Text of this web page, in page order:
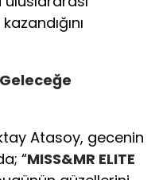
Atasoy, gecenin
“MISS&MR ELITE